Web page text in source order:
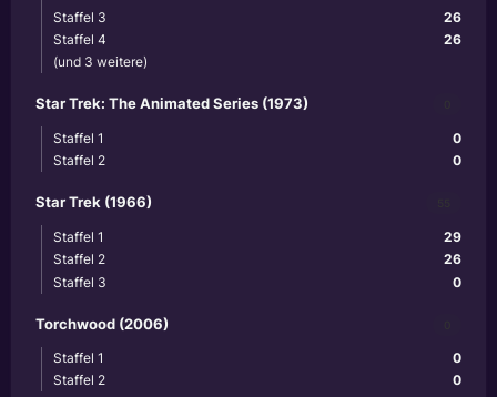
26
Staffel 3
26
Staffel 4
(und 3 weitere)
Star Trek: The Animated Series (1973)
0
Staffel 1
0
Staffel 2
Star Trek (1966)
29
Staffel 1
26
Staffel 2
0
Staffel 3
Torchwood (2006)
0
Staffel 1
0
Staffel 2